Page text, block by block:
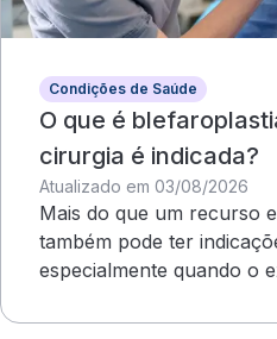
Condições de Saúde
O que é
cirurgia é indicada?
Atualizado em 03/08/2026
Mais do que um recurso
também pode ter
especialmente quando o